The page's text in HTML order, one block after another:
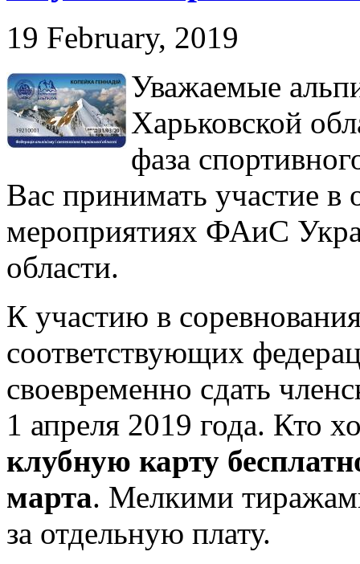
19 February, 2019
Уважаемые
Харьковской
фаза
Вас принимать участие
мероприятиях ФАиС
области.
К участию в
соответствующих
своевременно сдать
1 апреля 2019 года. Кто
клубную карту
марта. Мелкими тиражами
за отдельную плату.